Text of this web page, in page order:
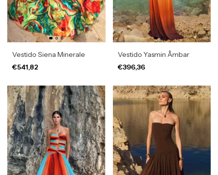
Vestido Siena Minerale
€541,82
Vestido Yasmin Âmbar
€396,36